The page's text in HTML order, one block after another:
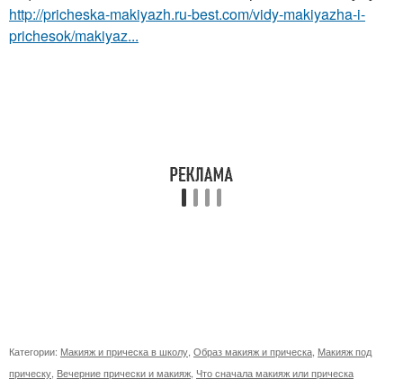
http://pricheska-makiyazh.ru-best.com/vidy-makiyazha-i-
prichesok/makiyaz...
Категории: Макияж и прическа в школу Образ макияж и прическа Макияж под
прическу Вечерние прически и макияж Что сначала макияж или прическа